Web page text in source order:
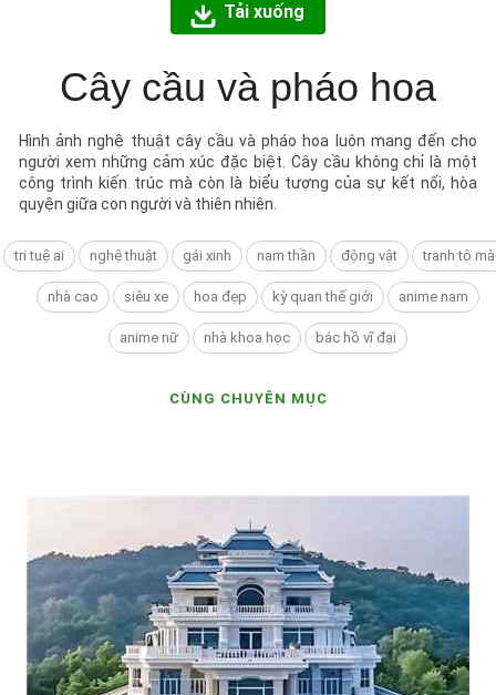
Tải xuống
Cây cầu và pháo hoa
Hình ảnh nghệ thuật cây cầu và pháo hoa luôn mang đến cho
người xem những cảm xúc đặc biệt. Cây cầu không chỉ là một
công trình kiến trúc mà còn là biểu tượng của sự kết nối, hòa
quyện giữa con người và thiên nhiên.
tri tuệ ai nghệ thuật gái xinh nam thần động vật tranh tô
nhà cao siêu xe hoa đẹp kỳ quan thế giới anime nam
anime nữ nhà khoa học bác hồ vĩ đại
CÙNG CHUYÊN MỤC